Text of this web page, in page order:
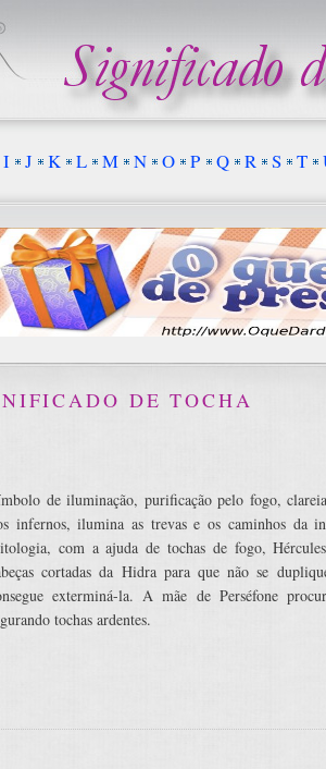
DE TOCHA
de iluminação, purificação pelo fogo,
infernos, ilumina as trevas e os caminhos da
com a ajuda de tochas de fogo,
cortadas da Hidra para que não se
exterminá-la. A mãe de Perséfone
tochas ardentes.
I J K L M N O P Q R S T